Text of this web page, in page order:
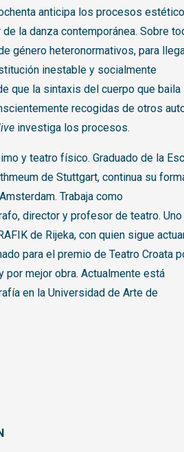
anticipa los procesos
la danza contemporánea. Sobre
género heteronormativos, para
inestable y socialmente
que la sintaxis del cuerpo que baila
recogidas de otros
investiga los procesos.
y teatro físico. Graduado de la
de Stuttgart, continua su
Trabaja como
director y profesor de teatro.
de Rijeka, con quien sigue
para el premio de Teatro Croata
por mejor obra. Actualmente está
en la Universidad de Arte de